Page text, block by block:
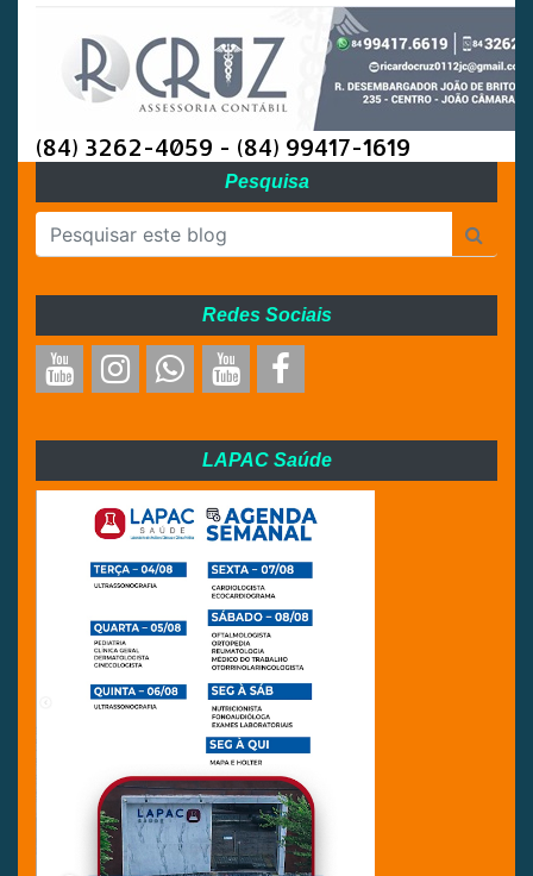
(84) 3262-4059 - (84) 99417-1619
Pesquisa
Redes Sociais
LAPAC Saúde